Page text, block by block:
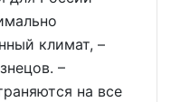
климат, –
–
на все